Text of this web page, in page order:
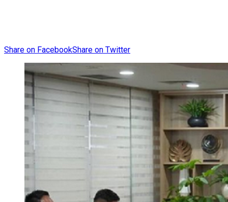
Share on FacebookShare on Twitter